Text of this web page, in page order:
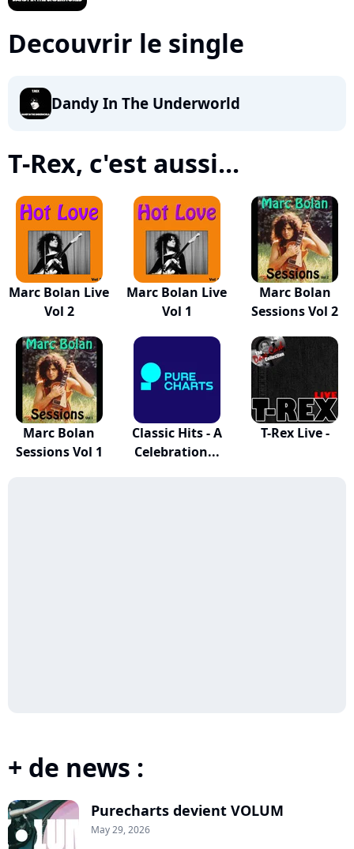
Decouvrir le single
Dandy In The Underworld
T-Rex, c'est aussi...
Marc Bolan Live
Vol 2
Marc Bolan Live
Vol 1
Marc Bolan
Sessions Vol 2
Marc Bolan
Sessions Vol 1
Classic Hits - A
Celebration...
T-Rex Live -
+ de news :
Purecharts devient VOLUM
May 29, 2026